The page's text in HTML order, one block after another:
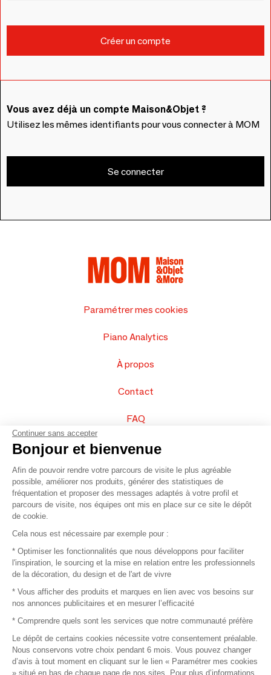
Vous avez déjà un compte Maison&Objet ?
Utilisez les mêmes identifiants pour vous connecter à MOM
Se connecter
Paramétrer mes cookies
Piano Analytics
À propos
Contact
FAQ
Vendez vos produits
Plan du site
© 2016 –Organisation SAFI
Recrutement
Mentions légales
Conditions commerciales
Continuer sans accepter
Bonjour et bienvenue
Afin de pouvoir rendre votre parcours de visite le plus agréable
possible, améliorer nos produits, générer des statistiques de
fréquentation et proposer des messages adaptés à votre profil et
parcours de visite, nos équipes ont mis en place sur ce site le dépôt
de cookie.
Cela nous est nécessaire par exemple pour :
* Optimiser les fonctionnalités que nous développons pour faciliter
l'inspiration, le sourcing et la mise en relation entre les professionnels
de la décoration, du design et de l'art de vivre
* Vous afficher des produits et marques en lien avec vos besoins sur
nos annonces publicitaires et en mesurer l’efficacité
* Comprendre quels sont les services que notre communauté préfère
Le dépôt de certains cookies nécessite votre consentement préalable.
Nous conservons votre choix pendant 6 mois. Vous pouvez changer
d’avis à tout moment en cliquant sur le lien « Paramétrer mes cookies
» situé en bas de chaque page de nos sites. Pour plus d’informations,